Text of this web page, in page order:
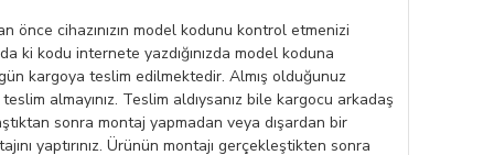
önce cihazınızın model kodunu kontrol etmenizi
ki kodu internete yazdığınızda model koduna
kargoya teslim edilmektedir. Almış olduğunuz
almayınız. Teslim aldıysanız bile kargocu arkadaş
sonra montaj yapmadan veya dışardan bir
yaptırınız. Ürünün montajı gerçekleştikten sonra